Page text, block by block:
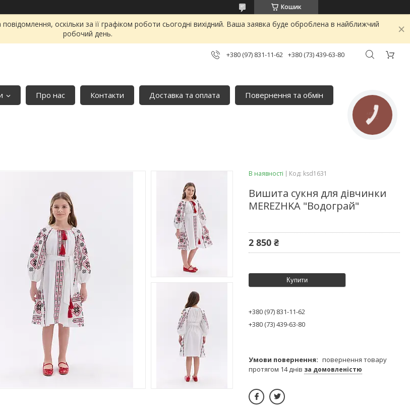
Кошик
оскільки за її графіком роботи сьогодні вихідний. Ваша заявка буде оброблена в найближчий
робочий день.
+380 (97) 831-11-62 +380 (73) 439-63-80
Про нас Контакти Доставка та оплата
Повернення та обмін
В наявності Код: ksd1631
Вишита сукня для дівчинки
MEREZHKA "Водограй"
2 850 ₴
Купити
+380 (97) 831-11-62
+380 (73) 439-63-80
повернення товару
протягом 14 днів за домовленістю
КНОПКА
ЗВ'ЯЗКУ